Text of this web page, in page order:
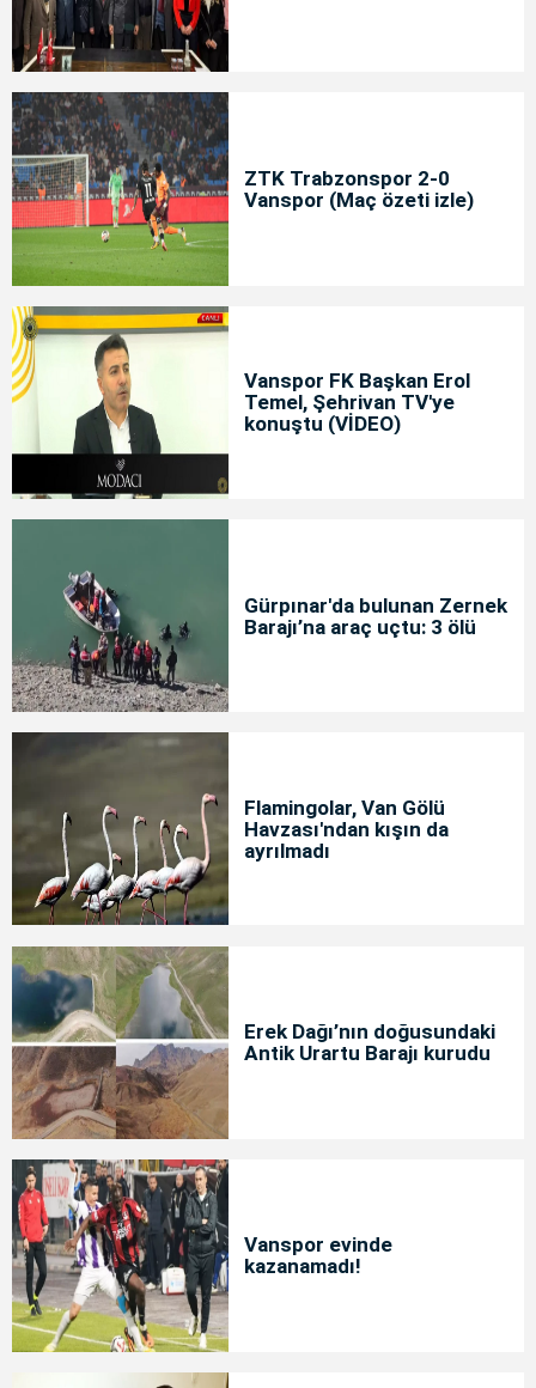
ZTK Trabzonspor 2-0
Vanspor (Maç özeti izle)
Vanspor FK Başkan Erol
Temel, Şehrivan TV'ye
konuştu (VİDEO)
Gürpınar'da bulunan Zernek
Barajı’na araç uçtu: 3 ölü
Flamingolar, Van Gölü
Havzası'ndan kışın da
ayrılmadı
Erek Dağı’nın doğusundaki
Antik Urartu Barajı kurudu
Vanspor evinde
kazanamadı!